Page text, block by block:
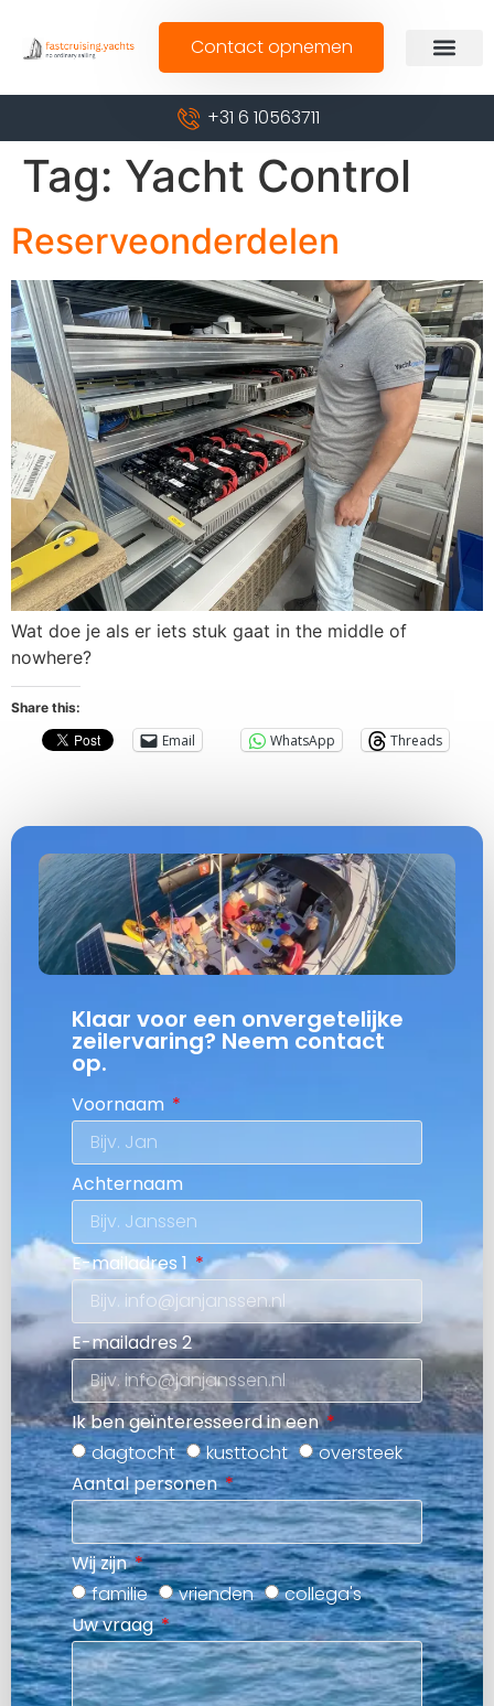
Contact opnemen
+31 6 10563711
Tag: Yacht Control
Reserveonderdelen
Wat doe je als er iets stuk gaat in the middle of
nowhere?
Share this:
Email WhatsApp Threads
Klaar voor een onvergetelijke
zeilervaring? Neem contact
op.
Voornaam
Achternaam
E-mailadres 1
E-mailadres 2
Ik ben geïnteresseerd in een
dagtocht
kusttocht
oversteek
Aantal personen
Wij zijn
familie
vrienden
collega's
Uw vraag